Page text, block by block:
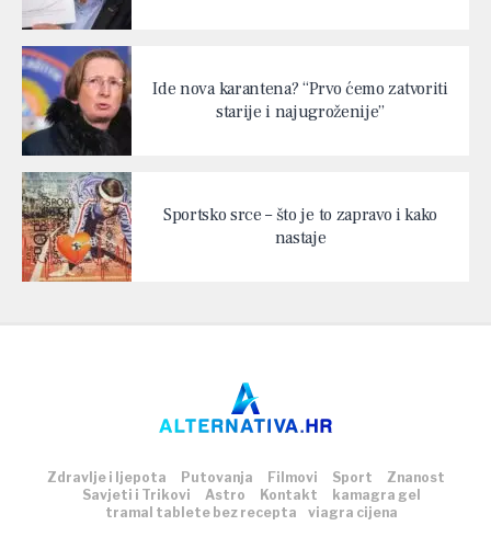
Ide nova karantena? “Prvo ćemo zatvoriti
starije i najugroženije”
Sportsko srce – što je to zapravo i kako
nastaje
Zdravlje i ljepota Putovanja Filmovi Sport
Znanost
Savjeti i Trikovi
Astro Kontakt
kamagra gel
tramal tablete bez recepta
viagra cijena